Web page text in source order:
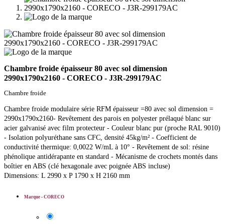
Chambre froide épaisseur 80 avec sol dimension
2990x1790x2160 - CORECO - J3R-299179AC
Chambre froide
Chambre froide modulaire série RFM épaisseur =80 avec sol dimension =
2990x1790x2160- Revêtement des parois en polyester prélaqué blanc sur
acier galvanisé avec film protecteur - Couleur blanc pur (proche RAL 9010)
- Isolation polyuréthane sans CFC, densité 45kg/m² - Coefficient de
conductivité thermique: 0,0022 W/mL à 10° - Revêtement de sol: résine
phénolique antidérapante en standard - Mécanisme de crochets montés dans
boîtier en ABS (clé hexagonale avec poignée ABS incluse)
Dimensions: L 2990 x P 1790 x H 2160 mm
Marque - CORECO